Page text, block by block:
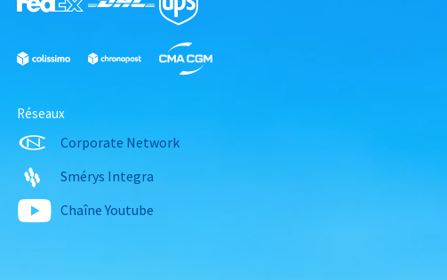
Réseaux
Corporate Network
Smérys Integra
Chaîne Youtube